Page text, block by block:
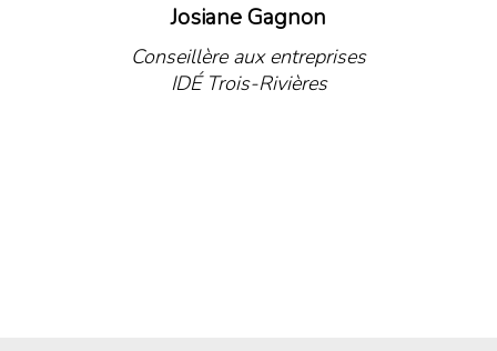
Josiane Gagnon
Conseillère aux entreprises
IDÉ Trois-Rivières